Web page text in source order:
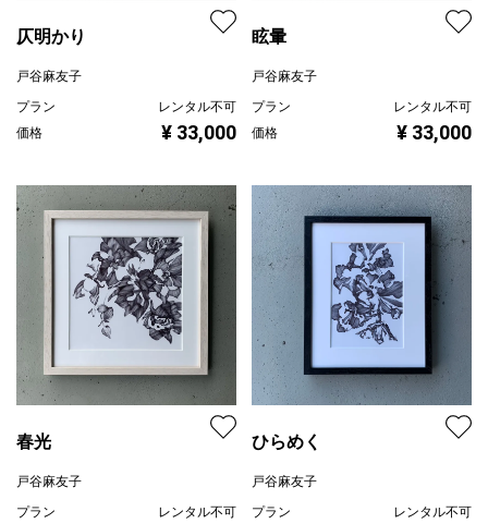
仄明かり
戸谷麻友子
プラン
レンタル不可
価格
¥ 33,000
眩暈
戸谷麻友子
プラン
レンタル不可
価格
¥ 33,000
春光
戸谷麻友子
プラン
レンタル不可
ひらめく
戸谷麻友子
プラン
レンタル不可